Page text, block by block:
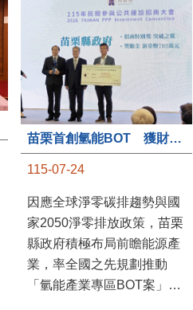
苗栗首創氫能BOT 獲財政部「突破之翼」肯定
115-07-24
因應全球淨零碳排趨勢與國
家2050淨零排放政策，苗栗
縣政府積極布局前瞻能源產
業，率全國之先規劃推動
「氫能產業專區BOT案」，